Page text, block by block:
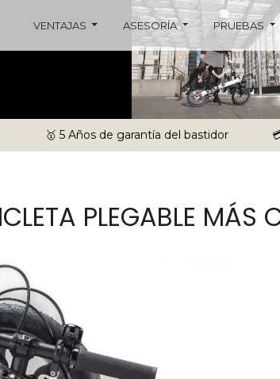
VENTAJAS ASESORÍA PRUEBAS
🥇 5 Años de garantía del bastidor
PLEGABLE MÁS